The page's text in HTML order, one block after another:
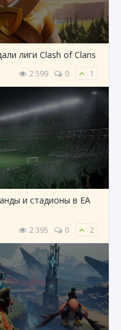
лиги Clash of Clans
2 599 0 1
и стадионы в EA
2 395 0 2